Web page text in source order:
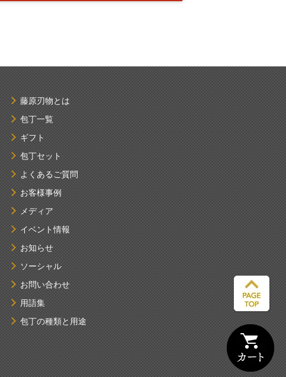
藤原刃物とは
包丁一覧
ギフト
包丁セット
よくあるご質問
お客様事例
メディア
イベント情報
お知らせ
ソーシャル
お問い合わせ
用語集
包丁の種類と用途